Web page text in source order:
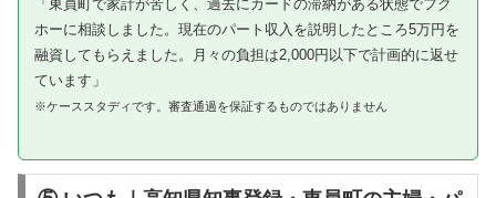
「東員町で家計が苦しく、過去にカードの滞納がある状態でフク
ホーに相談しました。現在のパート収入を説明したところ5万円を
融資してもらえました。月々の負担は2,000円以下で計画的に返せ
ています」
※ケーススタディです。審査通過を保証するものではありません